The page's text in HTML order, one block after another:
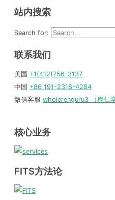
站内搜索
Search for:
联系我们
美国 +1(412)756-3137
中国 +86 191-2318-4284
微信客服 wholerenguru3 （厚仁
核心业务
FITS方法论